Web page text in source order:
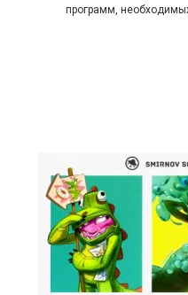
программ,